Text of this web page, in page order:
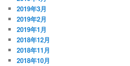
2019年3月
2019年2月
2019年1月
2018年12月
2018年11月
2018年10月